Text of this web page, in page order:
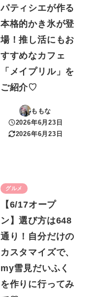
パティシエが作る
本格的かき氷が登
場！推し活にもお
すすめなカフェ
「メイプリル」を
ご紹介♡
ももな
投稿日
2026年6月23日
更新日
2026年6月23日
グルメ
【6/17オープ
ン】選び方は648
通り！自分だけの
カスタマイズで、
my雪見だいふく
を作りに行ってみ